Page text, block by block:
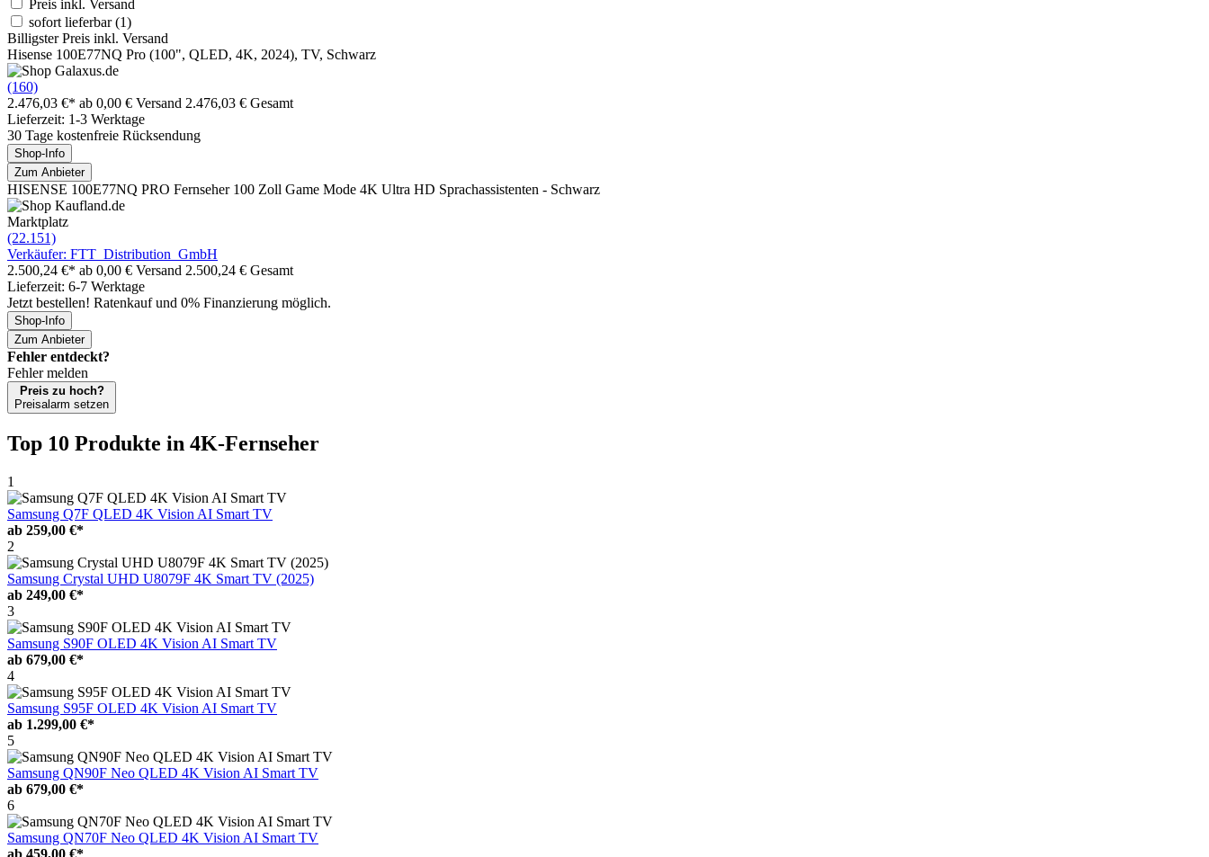
Preis inkl. Versand
sofort lieferbar(1)
Billigster Preis inkl. Versand
Hisense 100E77NQ Pro (100", QLED, 4K, 2024), TV, Schwarz
(160)
2.476,03 €* ab 0,00 € Versand 2.476,03 € Gesamt
Lieferzeit: 1-3 Werktage
30 Tage kostenfreie Rücksendung
Shop-Info
Zum Anbieter
HISENSE 100E77NQ PRO Fernseher 100 Zoll Game Mode 4K Ultra HD Sprachassistenten - Schwarz
Marktplatz
(22.151)
Verkäufer: FTT_Distribution_GmbH
2.500,24 €* ab 0,00 € Versand 2.500,24 € Gesamt
Lieferzeit: 6-7 Werktage
Jetzt bestellen! Ratenkauf und 0% Finanzierung möglich.
Shop-Info
Zum Anbieter
Fehler entdeckt?
Fehler melden
Preis zu hoch?
Preisalarm setzen
Top 10 Produkte in 4K-Fernseher
1
Samsung Q7F QLED 4K Vision AI Smart TV
ab 259,00 €*
2
Samsung Crystal UHD U8079F 4K Smart TV (2025)
ab 249,00 €*
3
Samsung S90F OLED 4K Vision AI Smart TV
ab 679,00 €*
4
Samsung S95F OLED 4K Vision AI Smart TV
ab 1.299,00 €*
5
Samsung QN90F Neo QLED 4K Vision AI Smart TV
ab 679,00 €*
6
Samsung QN70F Neo QLED 4K Vision AI Smart TV
ab 459,00 €*